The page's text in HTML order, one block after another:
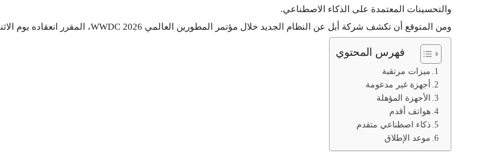
والتحسينات المعتمدة على الذكاء الاصطناعي.
ومن المتوقع أن تكشف شركة أبل عن النظام الجديد خلال مؤتمر المطورين العالمي WWDC 2026، المقرر انعقاده يوم الاثنين 8 يونيو.
فهرس المحتوي
ميزات مرتقبة
أجهزة غير مدعومة
الأجهزة المؤهلة
هواتف أقدم
ذكاء اصطناعي متقدم
موعد الإطلاق